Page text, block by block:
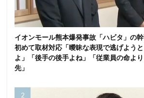
イオンモール熊本爆発事故「ハビタ」の
初めて取材対応「曖昧な表現で逃げよう
よ」「後手の後手よね」「従業員の命よ
先」